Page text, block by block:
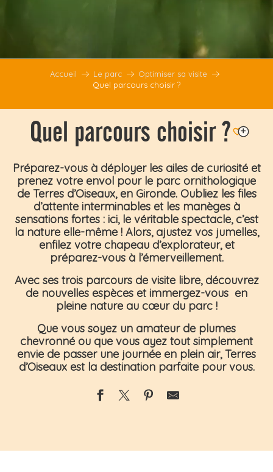
Accueil Le parc
Optimiser sa visite
Quel parcours choisir ?
Quel parcours choisir ?
Préparez-vous à déployer les ailes de curiosité et
prenez votre envol pour le parc ornithologique
de Terres d’Oiseaux, en Gironde. Oubliez les files
d’attente interminables et les manèges à
sensations fortes : ici, le véritable spectacle, c’est
la natureelle-même ! Alors, ajustez vos jumelles,
enfilez votre chapeau d’explorateur, et
préparez-vous à l’émerveillement.
Avec ses trois parcours de visite libre, découvrez
de nouvelles espèces et immergez-vous en
pleine nature au cœur du parc !
Que vous soyez un amateur de plumes
chevronné ou que vous ayez tout simplement
envie de passer une journée en plein air, Terres
d’Oiseaux est la destination parfaite pour vous.